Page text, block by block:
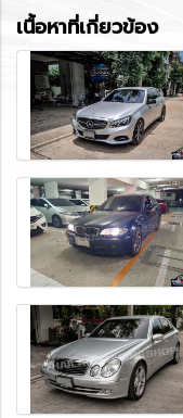
เนื้อหาที่เกี่ยวข้อง